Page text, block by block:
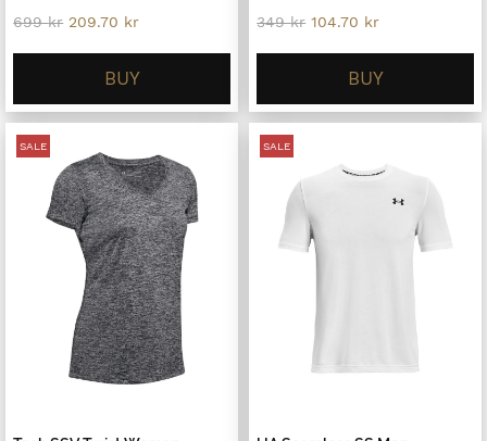
699kr Original
was:
699 kr.
209.70 krCurrent
is:
209.70 kr.
BUY
349kr Original
was:
349 kr.
104.70 krCurrent
is:
104.70 kr.
BUY
SALE SALE